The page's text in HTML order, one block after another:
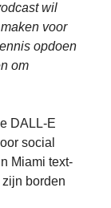
wil
voor
opdoen
om
DALL-E
social
Miami text-
borden